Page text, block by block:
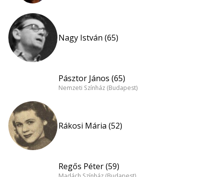
Nagy István (65)
Pásztor János (65)
Nemzeti Színház (Budapest)
Rákosi Mária (52)
Regős Péter (59)